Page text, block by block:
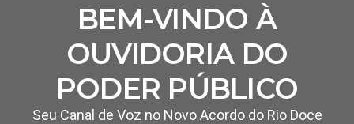
BEM-VINDO À
OUVIDORIA DO
PODER PÚBLICO
Seu Canal de Voz no Novo Acordo do Rio Doce